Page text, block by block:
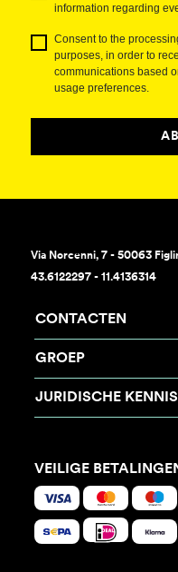
information regarding
Consent to the
purposes, in order to
communications based
usage preferences.
Via Norcenni, 7 - 50063
43.6122297 - 11.4136314
CONTACTEN
GROEP
JURIDISCHE
VEILIGE